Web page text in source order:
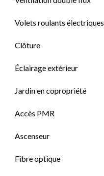
Volets roulants électriques
Clôture
Éclairage extérieur
Jardin en copropriété
Accès PMR
Ascenseur
Fibre optique